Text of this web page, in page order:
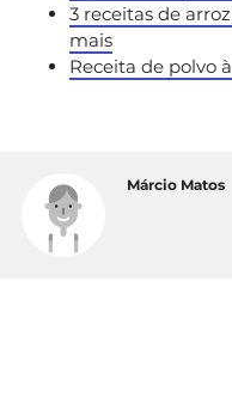
3 receitas de
mais
Receita de polvo
Márcio Matos